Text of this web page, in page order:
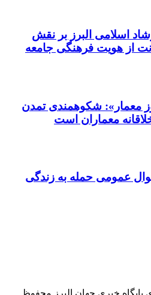
اسلامی البرز بر نقش
از هویت فرهنگی جامعه
معمار»: شکوهمندی تمدن
معماران است
عمومی حمله به زندگی
خبری جهان البرز محفوظ